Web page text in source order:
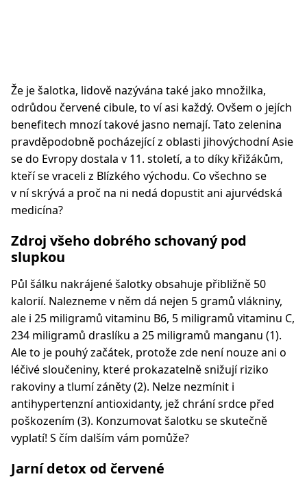
Že je šalotka, lidově nazývána také jako množilka,
odrůdou červené cibule, to ví asi každý. Ovšem o jejích
benefitech mnozí takové jasno nemají. Tato zelenina
pravděpodobně pocházející z oblasti jihovýchodní Asie
se do Evropy dostala v 11. století, a to díky křižákům,
kteří se vraceli z Blízkého východu. Co všechno se
v ní skrývá a proč na ni nedá dopustit ani ajurvédská
medicína?
Zdroj všeho dobrého schovaný pod
slupkou
Půl šálku nakrájené šalotky obsahuje přibližně 50
kalorií. Nalezneme v něm dá nejen 5 gramů vlákniny,
ale i 25 miligramů vitaminu B6, 5 miligramů vitaminu C,
234 miligramů draslíku a 25 miligramů manganu (1).
Ale to je pouhý začátek, protože zde není nouze ani o
léčivé sloučeniny, které prokazatelně snižují riziko
rakoviny a tlumí záněty (2). Nelze nezmínit i
antihypertenzní antioxidanty, jež chrání srdce před
poškozením (3). Konzumovat šalotku se skutečně
vyplatí! S čím dalším vám pomůže?
Jarní detox od červené